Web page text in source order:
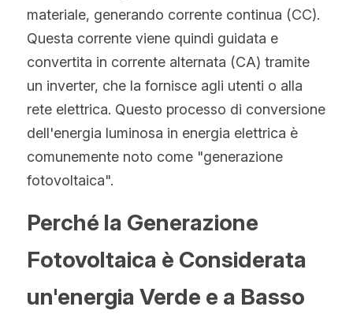
Hindi
Malese
Vietnamita
Bengalese
Tailandese
Ebraico
materiale, generando corrente continua (CC).
Questa corrente viene quindi guidata e
convertita in corrente alternata (CA) tramite
un inverter, che la fornisce agli utenti o alla
rete elettrica. Questo processo di conversione
dell'energia luminosa in energia elettrica è
comunemente noto come "generazione
fotovoltaica".
Perché la Generazione
Fotovoltaica è Considerata
un'energia Verde e a Basso